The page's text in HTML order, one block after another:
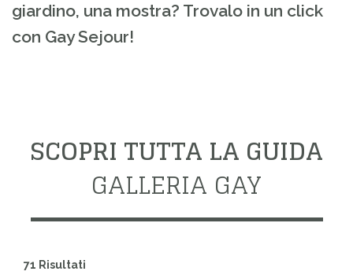
giardino, una mostra? Trovalo in un click
con Gay Sejour!
SCOPRI TUTTA LA GUIDA
GALLERIA GAY
71 Risultati